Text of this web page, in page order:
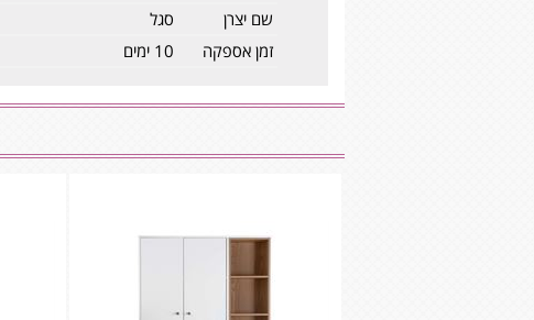
שם יצרן
סגל
זמן אספקה
10 ימים